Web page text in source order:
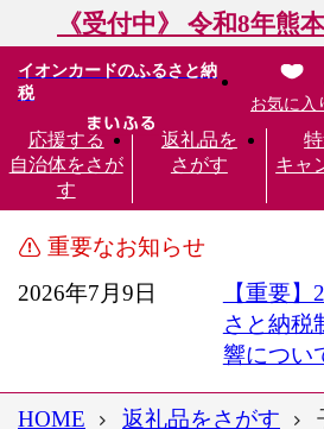
《受付中》 令和8年熊
イオンカードのふるさと納
税
応援する
自治体をさが
す
返礼品を
さがす
特
キャ
お気に入
重要なお知らせ
2026年7月9日
【重要
さと納税
響につい
HOME 返礼品をさがす